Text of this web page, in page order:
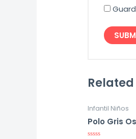
Infantil Niños
Polo Gris